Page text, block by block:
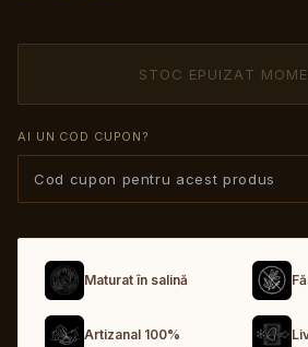
STOC EPUIZAT
AI UN COD CUPON?
Maturat în salină
Artizanal 100%